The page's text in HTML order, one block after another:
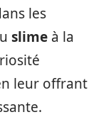
les
slime à la
leur offrant